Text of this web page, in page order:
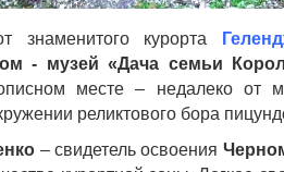
курорта
- музей «Дача семьи
месте – недалеко от
реликтового бора
– свидетель освоения